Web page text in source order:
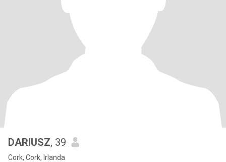
DARIUSZ, 39
Cork, Cork, Irlanda